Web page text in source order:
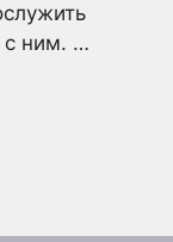
с ним. …